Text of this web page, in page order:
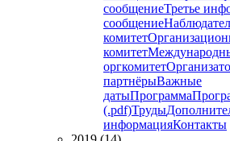
сообщениеТретье
сообщение
комитет
комитет
оргкомитет
партнёрыВажные
датыПрограмма
(.pdf)Труды
информацияКонтакты